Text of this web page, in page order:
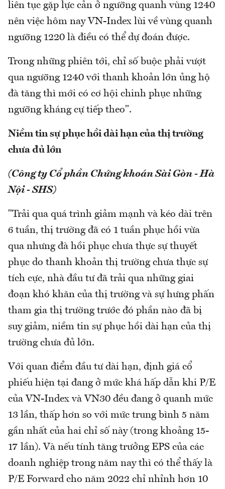
liên tục gặp lực cản ở ngưỡng quanh vùng 1240
nên việc hôm nay VN-Index lùi về vùng quanh
ngưỡng 1220 là điều có thể dự đoán được.
Trong những phiên tới, chỉ số buộc phải vượt
qua ngưỡng 1240 với thanh khoản lớn ủng hộ
đà tăng thì mới có cơ hội chinh phục những
ngưỡng kháng cự tiếp theo".
Niềm tin sự phục hồi dài hạn của thị trường
chưa đủ lớn
(Công ty Cổ phần Chứng khoán Sài Gòn - Hà
Nội - SHS)
"Trải qua quá trình giảm mạnh và kéo dài trên
6 tuần, thị trường đã có 1 tuần phục hồi vừa
qua nhưng đà hồi phục chưa thực sự thuyết
phục do thanh khoản thị trường chưa thực sự
tích cực, nhà đầu tư đã trải qua những giai
đoạn khó khăn của thị trường và sự hưng phấn
tham gia thị trường trước đó phần nào đã bị
suy giảm, niềm tin sự phục hồi dài hạn của thị
trường chưa đủ lớn.
Với quan điểm đầu tư dài hạn, định giá cổ
phiếu hiện tại đang ở mức khá hấp dẫn khi P/E
của VN-Index và VN30 đều đang ở quanh mức
13 lần, thấp hơn so với mức trung bình 5 năm
gần nhất của hai chỉ số này (trong khoảng 15-
17 lần). Và nếu tính tăng trưởng EPS của các
doanh nghiệp trong năm nay thì có thể thấy là
P/E Forward cho năm 2022 chỉ nhỉnh hơn 10